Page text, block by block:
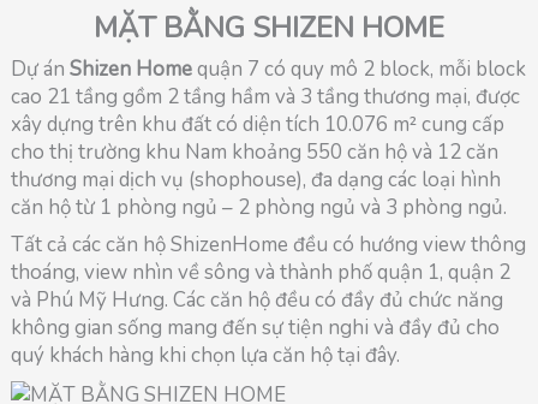
MẶT BẰNG SHIZEN HOME
Dự ánShizen Homequận 7 có quy mô 2 block, mỗi block
cao 21 tầng gồm 2 tầng hầm và 3 tầng thương mại, được
xây dựng trên khu đất có diện tích 10.076 m² cung cấp
cho thị trường khu Nam khoảng 550 căn hộ và 12 căn
thương mại dịch vụ (shophouse), đa dạng các loại hình
căn hộ từ 1 phòng ngủ – 2 phòng ngủ và 3 phòng ngủ.
Tất cả các căn hộ ShizenHome đều có hướng view thông
thoáng, view nhìn về sông và thành phố quận 1, quận 2
và Phú Mỹ Hưng. Các căn hộ đều có đầy đủ chức năng
không gian sống mang đến sự tiện nghi và đầy đủ cho
quý khách hàng khi chọn lựa căn hộ tại đây.